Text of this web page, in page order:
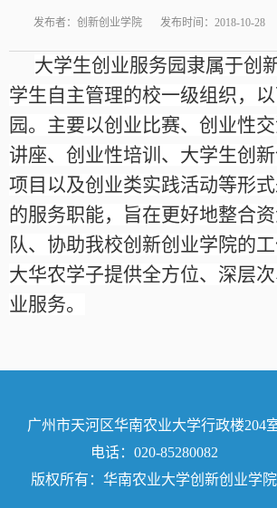
发布者：创新创业学院 发布时间：2018-10-28
大学生创业服务园隶属于创
学生自主管理的校一级组织，
园。主要以创业比赛、创业性
讲座、创业性培训、大学生创
项目以及创业类实践活动等形
的服务职能，旨在更好地整合
队、协助我校创新创业学院的
大华农学子提供全方位、深层
业服务。
广州市天河区华南农业大学行政楼204
电话：020-85280082
版权所有：华南农业大学创新创业学院